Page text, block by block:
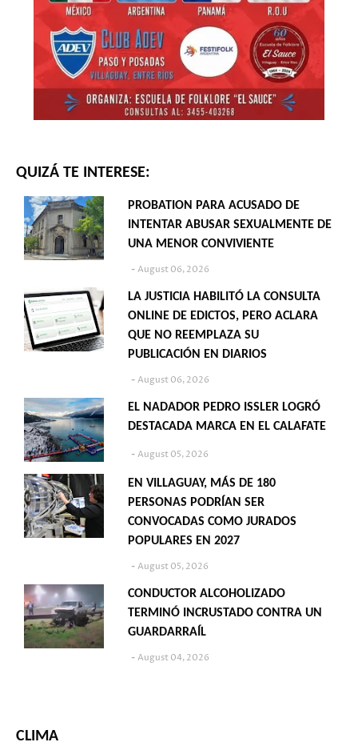
QUIZÁ TE INTERESE:
PROBATION PARA ACUSADO DE
INTENTAR ABUSAR SEXUALMENTE DE
UNA MENOR CONVIVIENTE
August 06, 2026
LA JUSTICIA HABILITÓ LA CONSULTA
ONLINE DE EDICTOS, PERO ACLARA
QUE NO REEMPLAZA SU
PUBLICACIÓN EN DIARIOS
August 06, 2026
EL NADADOR PEDRO ISSLER LOGRÓ
DESTACADA MARCA EN EL CALAFATE
August 05, 2026
EN VILLAGUAY, MÁS DE 180
PERSONAS PODRÍAN SER
CONVOCADAS COMO JURADOS
POPULARES EN 2027
August 05, 2026
CONDUCTOR ALCOHOLIZADO
TERMINÓ INCRUSTADO CONTRA UN
GUARDARRAÍL
August 04, 2026
CLIMA